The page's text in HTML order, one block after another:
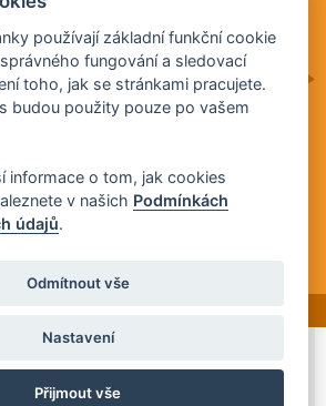
© 2026 Citrus-shop.cz -Partnerský
program
používají základní funkční cookie
fungování a sledovací
toho, jak se stránkami pracujete.
budou použity pouze po vašem
informace o tom, jak cookies
v našich Podmínkách
údajů.
Odmítnout vše
Nastavení
Přijmout vše